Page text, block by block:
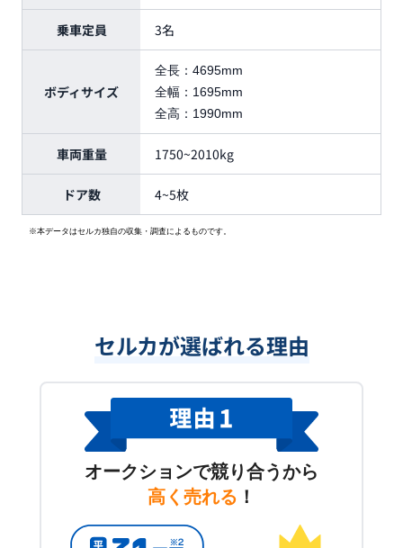
乗車定員 3名
ボディサイズ
全長： 4695mm
全幅： 1695mm
全高： 1990mm
車両重量 1750~2010kg
ドア数 4~5枚
※本データはセルカ独自の収集・調査によるものです。
セルカが選ばれる理由
オークションで競り合うから
高く売れる ！